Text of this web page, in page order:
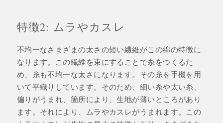
特徴2: ムラやカスレ
不均一なさまざまの太さの短い繊維がこの綿の特徴に
なります。この繊維を束にすることで糸をつくるた
め、糸も不均一な太さになります。その糸を手機を用
いて平織りしています。そのため、細い糸や太い糸、
偏りがうまれ、箇所により、生地が薄いところがあり
ます。それにより、ムラやカスレがうまれます。この